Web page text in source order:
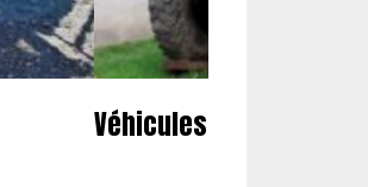
Véhicules militaires :